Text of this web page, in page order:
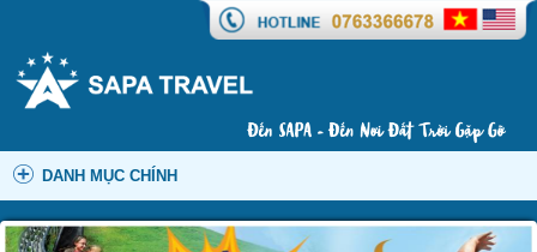
DANH MỤC CHÍNH